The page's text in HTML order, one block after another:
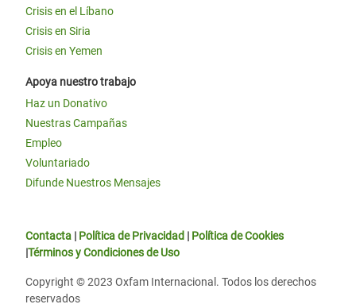
Crisis en el Líbano
Crisis en Siria
Crisis en Yemen
Apoya nuestro trabajo
Haz un Donativo
Nuestras Campañas
Empleo
Voluntariado
Difunde Nuestros Mensajes
Contacta | Política de Privacidad | Política de Cookies
|Términos y Condiciones de Uso
Copyright © 2023 Oxfam Internacional. Todos los derechos
reservados